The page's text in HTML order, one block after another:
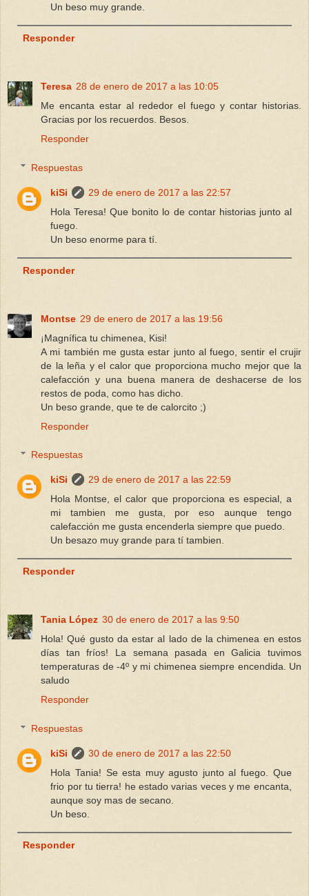
Un beso muy grande.
Responder
Teresa 28 de enero de 2017 a las 10:05
Me encanta estar al rededor el fuego y contar historias.
Gracias por los recuerdos. Besos.
Responder
Respuestas
kiSi
29 de enero de 2017 a las 22:57
Hola Teresa! Que bonito lo de contar historias junto al
fuego.
Un beso enorme para tí.
Responder
Montse 29 de enero de 2017 a las 19:56
¡Magnífica tu chimenea, Kisi!
A mi también me gusta estar junto al fuego, sentir el crujir
de la leña y el calor que proporciona mucho mejor que la
calefacción y una buena manera de deshacerse de los
restos de poda, como has dicho.
Un beso grande, que te de calorcito ;)
Responder
Respuestas
kiSi
29 de enero de 2017 a las 22:59
Hola Montse, el calor que proporciona es especial, a
mi tambien me gusta, por eso aunque tengo
calefacción me gusta encenderla siempre que puedo.
Un besazo muy grande para tí tambien.
Responder
Tania López 30 de enero de 2017 a las 9:50
Hola! Qué gusto da estar al lado de la chimenea en estos
días tan fríos! La semana pasada en Galicia tuvimos
temperaturas de -4º y mi chimenea siempre encendida. Un
saludo
Responder
Respuestas
kiSi
30 de enero de 2017 a las 22:50
Hola Tania! Se esta muy agusto junto al fuego. Que
frio por tu tierra! he estado varias veces y me encanta,
aunque soy mas de secano.
Un beso.
Responder